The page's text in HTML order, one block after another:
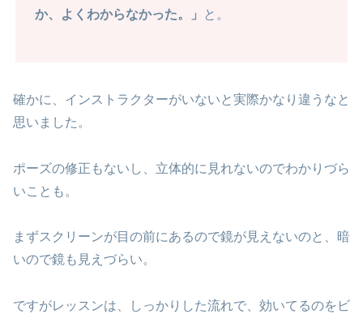
か、よくわからなかった。」
と。
確かに、インストラクターがいないと実際かなり違うなと
思いました。
ポーズの修正もないし、立体的に見れないのでわかりづら
いことも。
まずスクリーンが目の前にあるので鏡が見えないのと、暗
いので鏡も見えづらい。
ですがレッスンは、しっかりした流れで、効いてるのをビ